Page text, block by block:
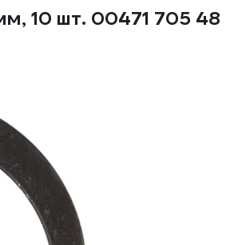
10 шт. 00471 705 48